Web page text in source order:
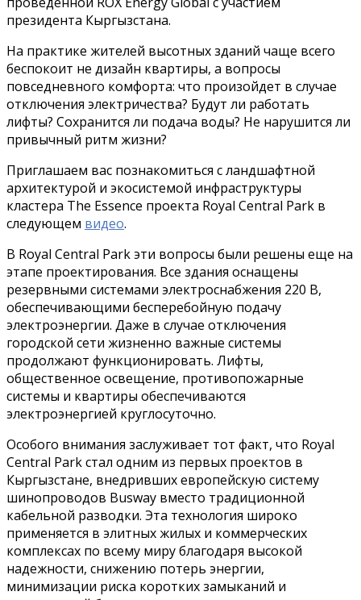
президента Кыргызстана.
На практике жителей высотных зданий чаще всего
беспокоит не дизайн квартиры, а вопросы
повседневного комфорта: что произойдет в случае
отключения электричества? Будут ли работать
лифты? Сохранится ли подача воды? Не нарушится ли
привычный ритм жизни?
Приглашаем вас познакомиться с ландшафтной
архитектурой и экосистемой инфраструктуры
кластера The Essence проекта Royal Central Park в
следующем видео.
В Royal Central Park эти вопросы были решены еще на
этапе проектирования. Все здания оснащены
резервными системами электроснабжения 220 В,
обеспечивающими бесперебойную подачу
электроэнергии. Даже в случае отключения
городской сети жизненно важные системы
продолжают функционировать. Лифты,
общественное освещение, противопожарные
системы и квартиры обеспечиваются
электроэнергией круглосуточно.
Особого внимания заслуживает тот факт, что Royal
Central Park стал одним из первых проектов в
Кыргызстане, внедривших европейскую систему
шинопроводов Busway вместо традиционной
кабельной разводки. Эта технология широко
применяется в элитных жилых и коммерческих
комплексах по всему миру благодаря высокой
надежности, снижению потерь энергии,
минимизации риска коротких замыканий и